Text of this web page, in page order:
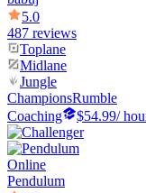
5.0
487 reviews
Toplane
Midlane
Jungle
ChampionsRumble
Coaching
$54.99/
Online
Pendulum